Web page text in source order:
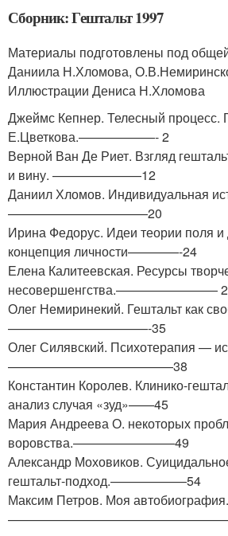
Сборник: Гештальт 1997
Материалы подготовлены под
Даниила Н.Хломова,
Иллюстрации Дениса Н.Хломова
Джеймс Кепнер. Телесный процесс.
Е.Цветкова.——————- 2
Верной Ван Де Риет. Взгляд
и вину. ———————12
Даниил Хломов. Индивидуальная
———————————20
Ирина Федорус. Идеи теории поля и
концепция личности————-24
Елена Калитеевская. Ресурсы
несовершенгства.————————
Олег Немиринекий. Гештальт как
———————————-35
Олег Силявский. Психотерапия —
—————————————38
Константин Королев. Клинико-
анализ случая «зуд»——45
Мария Андреева О. некоторых
воровства.————————49
Александр Моховиков.
гештальт-подход.——————54
Максим Петров. Моя автобиография.